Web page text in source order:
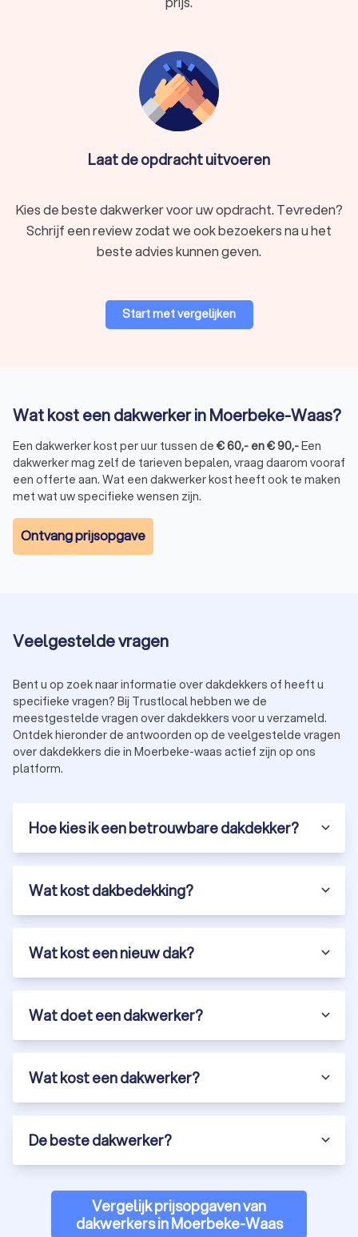
Laat de opdracht uitvoeren
Kies de beste dakwerker voor uw opdracht. Tevreden?
Schrijf een review zodat we ook bezoekers na u het
beste advies kunnen geven.
Start met vergelijken
Wat kost een dakwerker in Moerbeke-Waas?
Een dakwerker kost per uur tussen de €60,- en€90,-Een
dakwerker mag zelf de tarieven bepalen, vraag daarom vooraf
een offerte aan. Wat een dakwerker kost heeft ook te maken
met wat uw specifieke wensen zijn.
Ontvang prijsopgave
Veelgestelde vragen
Bent u op zoek naar informatie over dakdekkers of heeft u
specifieke vragen? Bij Trustlocal hebben we de
meestgestelde vragen over dakdekkers voor u verzameld.
Ontdek hieronder de antwoorden op de veelgestelde vragen
over dakdekkers die in Moerbeke-waas actief zijn op ons
platform.
Hoe kies ik een betrouwbare dakdekker?
Wat kost dakbedekking?
Wat kost een nieuw dak?
Wat doet een dakwerker?
Wat kost een dakwerker?
De beste dakwerker?
Vergelijk prijsopgaven van
dakwerkers in Moerbeke-Waas